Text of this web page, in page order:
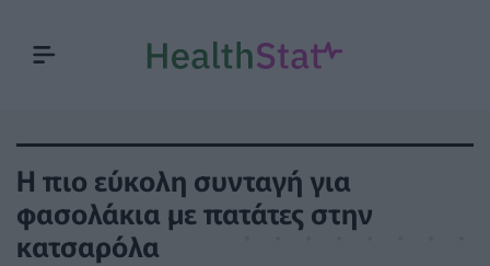
Η πιο εύκολη συνταγή για
φασολάκια με πατάτες στην
κατσαρόλα